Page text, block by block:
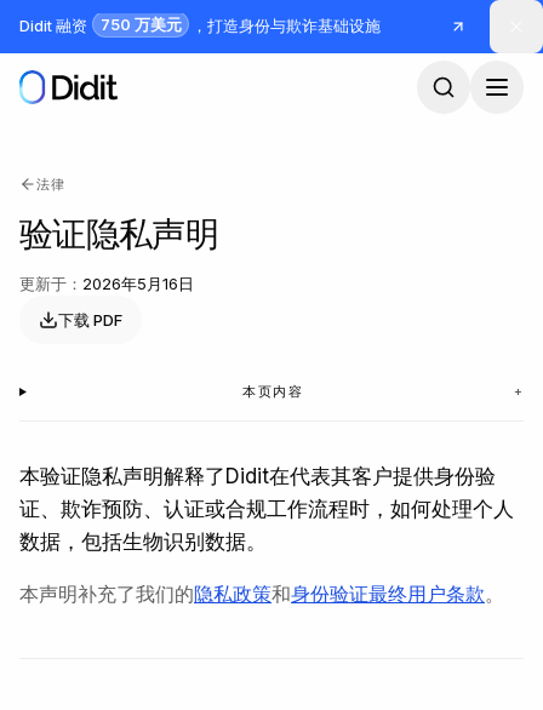
跳到主要内容
Didit 融资 750 万美元 ，打造身份与欺诈基础设施
法律
验证隐私声明
更新于 ： 2026年5月16日
下载 PDF
本页内容 +
本验证隐私声明解释了Didit在代表其客户提供身份验
证、欺诈预防、认证或合规工作流程时，如何处理个人
数据，包括生物识别数据。
本声明补充了我们的隐私政策和身份验证最终用户条款。